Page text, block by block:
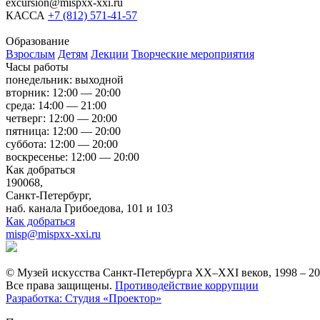
КАССА +7 (812) 571-41-57
Образование
Взрослым Детям Лекции Творческие мероприятия
Часы работы
понедельник: выходной
вторник: 12:00 — 20:00
среда: 14:00 — 21:00
четверг: 12:00 — 20:00
пятница: 12:00 — 20:00
суббота: 12:00 — 20:00
воскресенье: 12:00 — 20:00
Как добраться
190068,
Санкт-Петербург,
наб. канала Грибоедова, 101 и 103
Как добраться
misp@mispxx-xxi.ru
© Музей искусства Санкт-Петербурга XX–XXI веков, 1998 –
Все права защищены. Противодействие коррупции
Разработка: Студия «Проектор»